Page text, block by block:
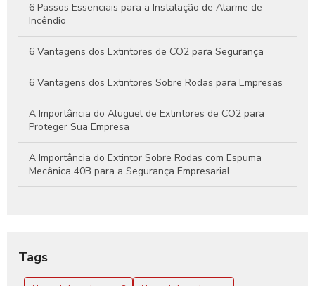
6 Passos Essenciais para a Instalação de Alarme de
Incêndio
6 Vantagens dos Extintores de CO2 para Segurança
6 Vantagens dos Extintores Sobre Rodas para Empresas
A Importância do Aluguel de Extintores de CO2 para
Proteger Sua Empresa
A Importância do Extintor Sobre Rodas com Espuma
Mecânica 40B para a Segurança Empresarial
para Garantir Proteção Efetiva
Tags